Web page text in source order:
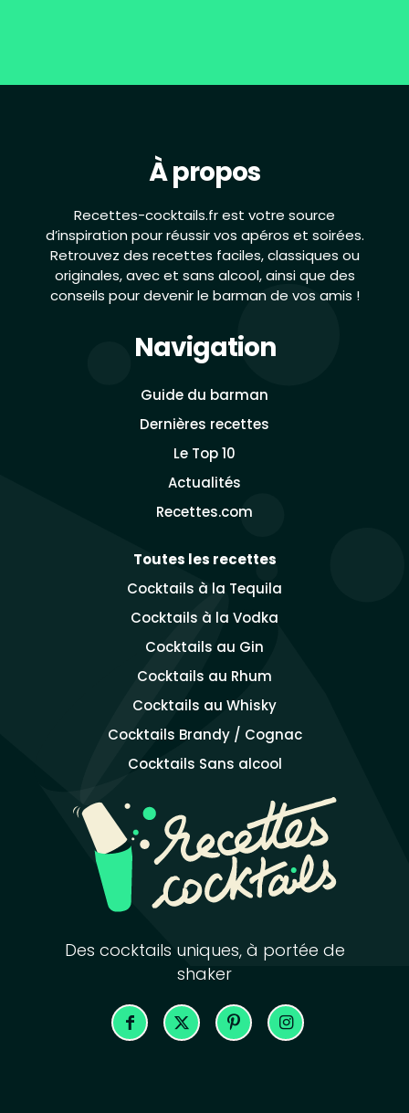
À propos
Recettes-cocktails.fr est votre source
d’inspiration pour réussir vos apéros et soirées.
Retrouvez des recettes faciles, classiques ou
originales, avec et sans alcool, ainsi que des
conseils pour devenir le barman de vos amis !
Navigation
Guide du barman
Dernières recettes
Le Top 10
Actualités
Recettes.com
Toutes les recettes
Cocktails à la Tequila
Cocktails à la Vodka
Cocktails au Gin
Cocktails au Rhum
Cocktails au Whisky
Cocktails Brandy / Cognac
Cocktails Sans alcool
Des cocktails uniques, à portée de
shaker